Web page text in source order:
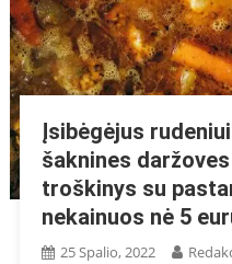
Įsibėgėjus
šaknines
troškinys su
nekainuos nė 5
25 Spalio, 2022